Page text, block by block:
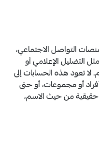
التواصل الاجتماعي،
التضليل الإعلامي أو
لا تعود هذه الحسابات إلى
أو مجموعات، أو حتى
حقيقية من حيث الاسم،